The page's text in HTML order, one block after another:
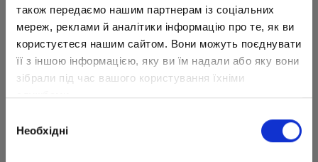
також передаємо нашим партнерам із соціальних
мереж, реклами й аналітики інформацію про те, як ви
користуєтеся нашим сайтом. Вони можуть поєднувати
її з іншою інформацією, яку ви їм надали або яку вони
зібрали під час вашого користування їхніми
службами.
згоди
Необхідні
На большом теннисном корте Артем
родители, учителя школы «Оптима» и друзья
поддерживают парня и вдохновляют на новые